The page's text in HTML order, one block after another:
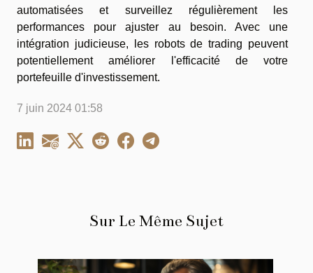
automatisées et surveillez régulièrement les
performances pour ajuster au besoin. Avec une
intégration judicieuse, les robots de trading peuvent
potentiellement améliorer l'efficacité de votre
portefeuille d'investissement.
7 juin 2024 01:58
Sur Le Même Sujet